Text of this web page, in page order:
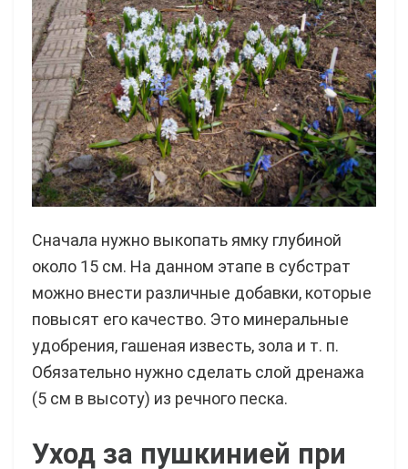
Сначала нужно выкопать ямку глубиной
около 15 см. На данном этапе в субстрат
можно внести различные добавки, которые
повысят его качество. Это минеральные
удобрения, гашеная известь, зола и т. п.
Обязательно нужно сделать слой дренажа
(5 см в высоту) из речного песка.
Уход за пушкинией при